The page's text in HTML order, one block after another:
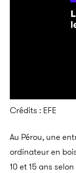
Crédits : EFE
Au Pérou, une
ordinateur en
10 et 15 ans